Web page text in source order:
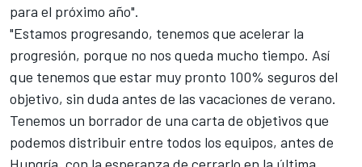
para el próximo año".
"Estamos progresando, tenemos que acelerar la
progresión, porque no nos queda mucho tiempo. Así
que tenemos que estar muy pronto 100% seguros del
objetivo, sin duda antes de las vacaciones de verano.
Tenemos un borrador de una carta de objetivos que
podemos distribuir entre todos los equipos, antes de